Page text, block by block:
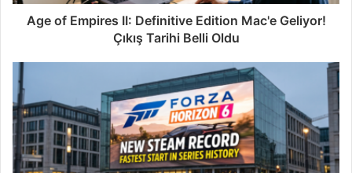
Age of Empires II: Definitive Edition Mac'e Geliyor!
Çıkış Tarihi Belli Oldu